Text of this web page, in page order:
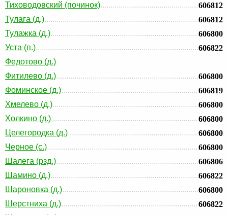
Тиховодовский (починок)
606812
Тулага (д.)
606812
Тулажка (д.)
606800
Уста (п.)
606822
Федотово (д.)
Фитилево (д.)
606800
Фоминское (д.)
606819
Хмелево (д.)
606800
Холкино (д.)
606800
Целегородка (д.)
606800
Черное (с.)
606800
Шалега (рзд.)
606806
Шамино (д.)
606822
Шароновка (д.)
606800
Шерстниха (д.)
606822